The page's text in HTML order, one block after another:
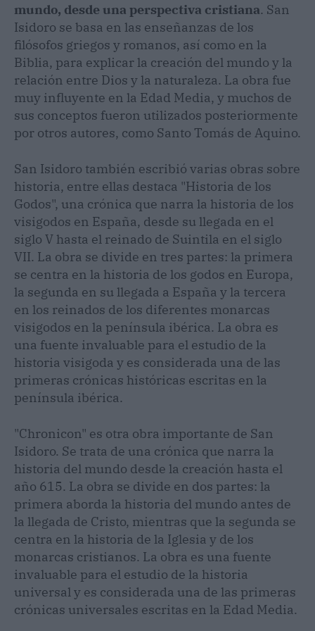
mundo, desde una perspectiva cristiana. San
Isidoro se basa en las enseñanzas de los
filósofos griegos y romanos, así como en la
Biblia, para explicar la creación del mundo y la
relación entre Dios y la naturaleza. La obra fue
muy influyente en la Edad Media, y muchos de
sus conceptos fueron utilizados posteriormente
por otros autores, como Santo Tomás de Aquino.
San Isidoro también escribió varias obras sobre
historia, entre ellas destaca "Historia de los
Godos", una crónica que narra la historia de los
visigodos en España, desde su llegada en el
siglo V hasta el reinado de Suintila en el siglo
VII. La obra se divide en tres partes: la primera
se centra en la historia de los godos en Europa,
la segunda en su llegada a España y la tercera
en los reinados de los diferentes monarcas
visigodos en la península ibérica. La obra es
una fuente invaluable para el estudio de la
historia visigoda y es considerada una de las
primeras crónicas históricas escritas en la
península ibérica.
"Chronicon" es otra obra importante de San
Isidoro. Se trata de una crónica que narra la
historia del mundo desde la creación hasta el
año 615. La obra se divide en dos partes: la
primera aborda la historia del mundo antes de
la llegada de Cristo, mientras que la segunda se
centra en la historia de la Iglesia y de los
monarcas cristianos. La obra es una fuente
invaluable para el estudio de la historia
universal y es considerada una de las primeras
crónicas universales escritas en la Edad Media.